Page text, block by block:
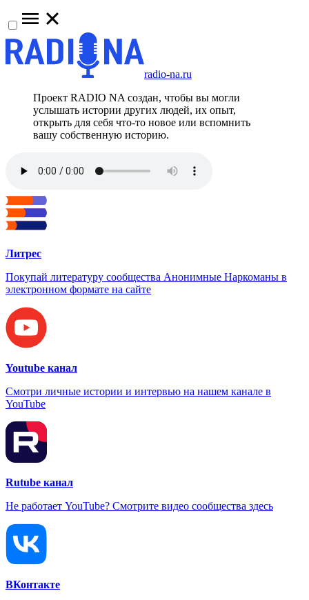
radio-na.ru
Проект RADIO NA создан, чтобы вы могли
услышать истории других людей, их опыт,
открыть для себя что-то новое или вспомнить
вашу собственную историю.
Литрес
Покупай литературу сообщества Анонимные Наркоманы в
электронном формате на сайте
Youtube канал
Смотри личные истории и интервью на нашем канале в
YouTube
Rutube канал
Не работает YouTube? Смотрите видео сообщества здесь
ВКонтакте